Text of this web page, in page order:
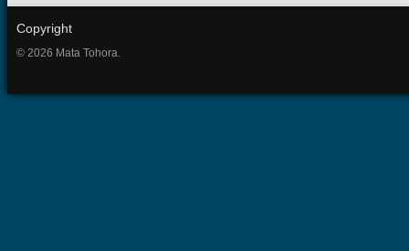
Copyright
© 2026 Mata Tohora.